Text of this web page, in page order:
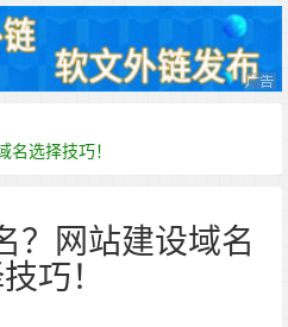
名选择技巧！
？网站建设域名
巧！